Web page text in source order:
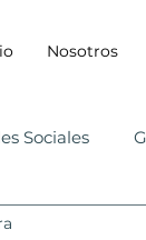
Nosotros
Sociales